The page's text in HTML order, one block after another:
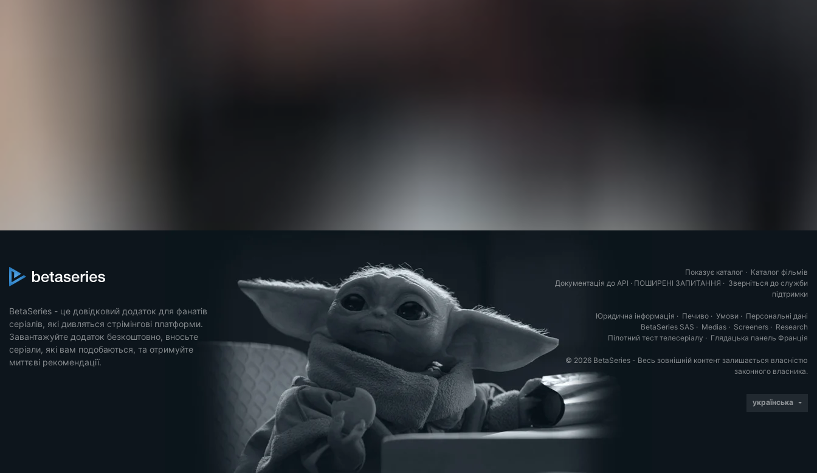
BetaSeries - це довідковий додаток для фанатів
серіалів, які дивляться стрімінгові платформи.
Завантажуйте додаток безкоштовно, вносьте
серіали, які вам подобаються, та отримуйте
миттєві рекомендації.
Показує каталог · Каталог фільмів
Документація до API · ПОШИРЕНІ ЗАПИТАННЯ · Зверніться до служби
підтримки
Юридична інформація · Печиво · Умови · Персональні дані
BetaSeries SAS · Medias · Screeners · Research
Пілотний тест телесеріалу · Глядацька панель Франція
© 2026 BetaSeries - Весь зовнішній контент залишається власністю
законного власника.
українська